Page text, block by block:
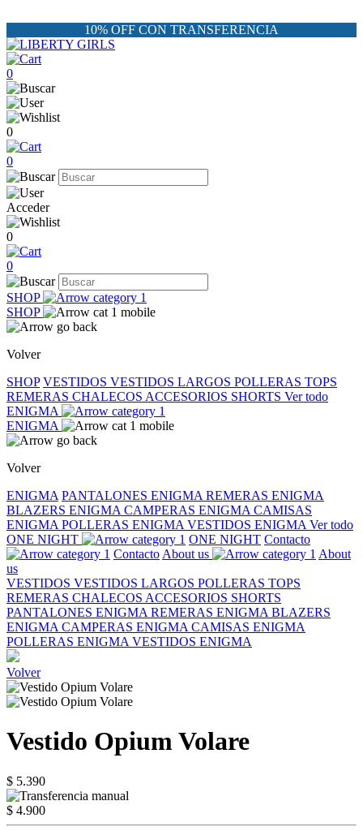
10% OFF CON TRANSFERENCIA
0
0
0
Acceder
0
0
SHOP
SHOP
Volver
SHOP VESTIDOS VESTIDOS LARGOS POLLERAS TOPS
REMERAS CHALECOS ACCESORIOS SHORTS Ver todo
ENIGMA
ENIGMA
Volver
ENIGMA PANTALONES ENIGMA REMERAS ENIGMA
BLAZERS ENIGMA CAMPERAS ENIGMA CAMISAS
ENIGMA POLLERAS ENIGMA VESTIDOS ENIGMA Ver todo
ONE NIGHT
ONE NIGHT Contacto
Contacto About us
About
us
VESTIDOS VESTIDOS LARGOS POLLERAS TOPS
REMERAS CHALECOS ACCESORIOS SHORTS
PANTALONES ENIGMA REMERAS ENIGMA BLAZERS
ENIGMA CAMPERAS ENIGMA CAMISAS ENIGMA
POLLERAS ENIGMA VESTIDOS ENIGMA
Volver
Vestido Opium Volare
$ 5.390
$ 4.900